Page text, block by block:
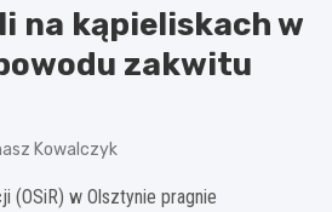
na kąpieliskach w
zakwitu
Kowalczyk
(OSiR) w Olsztynie pragnie